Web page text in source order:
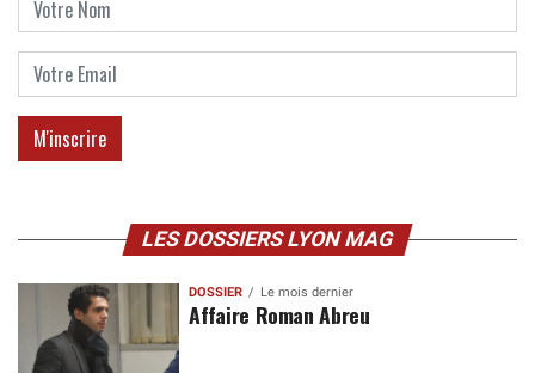
LES DOSSIERS LYON MAG
DOSSIER Le mois dernier
Affaire Roman Abreu